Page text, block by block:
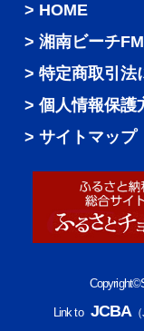
HOME
湘南ビーチ
特定商取引法
個人情報保護
サイトマップ
Link to JCBA（